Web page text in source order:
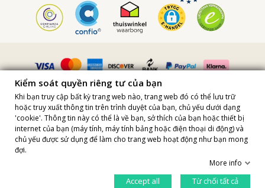
4. Luôn tuân theo các chỉ dẫn về việc giặt tẩy trên mác áo. Tùy vào
từng chất liệu vải và phương pháp nhuộm mà áo quần cần được giặt ở
nhiệt độ khác nhau, cũng như cần được giặt bằng hay bằng máy.
5. Không phơi trực tiếp dưới ánh sáng mặt trời để tránh quần áo bị
phai màu.
6. Ủi áo theo chỉ dẫn trên mác.
Nếu bạn muốn xúng xính trong bộ áo dạo biển của mình qua nhiều
mùa hè rực lửa thì hãy giặt và bảo quản chúng đúng cách nhé! Nhớ
luôn đọc kỹ phần hướng dẫn ghi trên mác áo, vì mỗi chiếc áo quần là
Tất cả giá đã bao gồm VAT · Mã số VAT FR36509778270 Copyright
©2023 Brazilian Bikini Shop
Kiểm soát quyền riêng tư của bạn
Kiểm soát quyền riêng tư của bạn
Khi bạn truy cập bất kỳ trang web nào, trang web đó có thể lưu trữ
hoặc truy xuất thông tin trên trình duyệt của bạn, chủ yếu dưới dạng
'cookie'. Thông tin này có thể là về bạn, sở thích của bạn hoặc thiết bị
internet của bạn (máy tính, máy tính bảng hoặc điện thoại di động) và
chủ yếu được sử dụng để làm cho trang web hoạt động như bạn mong
đợi.
More info
Accept all Từ chối tất cả